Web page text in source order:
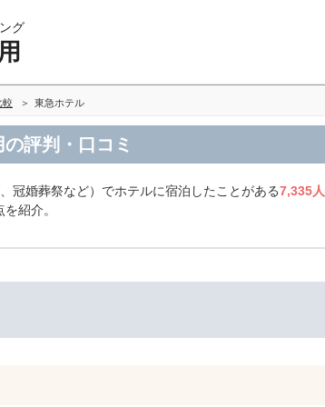
グ
較 東急ホテル
評判・口コミ
冠婚葬祭など）でホテルに宿泊したことがある7,335人
紹介。